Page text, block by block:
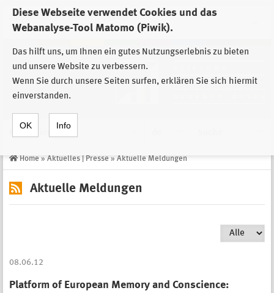
Diese Webseite verwendet Cookies und das
Webanalyse-Tool Matomo (Piwik).
Das hilft uns, um Ihnen ein gutes Nutzungserlebnis zu bieten
und unsere Website zu verbessern.
Wenn Sie durch unsere Seiten surfen, erklären Sie sich hiermit
einverstanden.
OK Info
Zur Auswahl der Einrichtungen der
Stiftung Sächsische Gedenkstätten
Home » Aktuelles | Presse » Aktuelle Meldungen
Aktuelle Meldungen
08.06.12
Platform of European Memory and Conscience: